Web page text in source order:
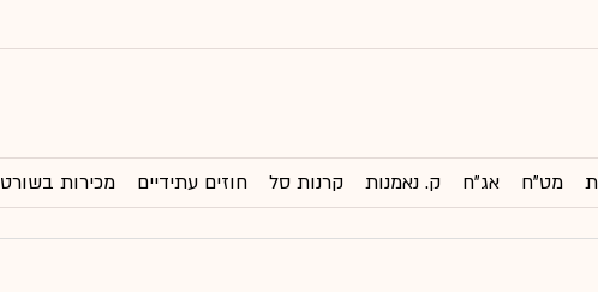
מט"ח אג"ח ק. נאמנות קרנות סל חוזים עתידיים מכירות בשורט